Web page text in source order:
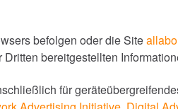
befolgen oder die Site
bereitgestellten
für